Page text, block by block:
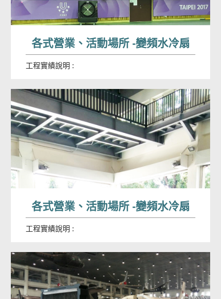
各式營業、活動場所 -變頻水冷扇
工程實績說明 :
各式營業、活動場所 -變頻水冷扇
工程實績說明 :